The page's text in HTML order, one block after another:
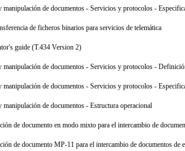
manipulación de documentos - Servicios y protocolos -
de ficheros binarios para servicios de telemática
guide (T.434 Version 2)
manipulación de documentos - Servicios y protocolos -
manipulación de documentos - Servicios y protocolos -
manipulación de documentos - Estructura operacional
de documento en modo mixto para el intercambio de
de documento MP-11 para el intercambio de documentos